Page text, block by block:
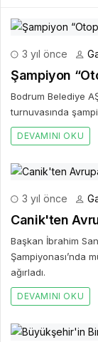
3 yıl önce
Şampiyon
Bodrum Belediye
turnuvasında
DEVAMINI OKU
3 yıl önce
Canik'ten
Başkan İbrahim
Şampiyonası’nda
ağırladı.
DEVAMINI OKU